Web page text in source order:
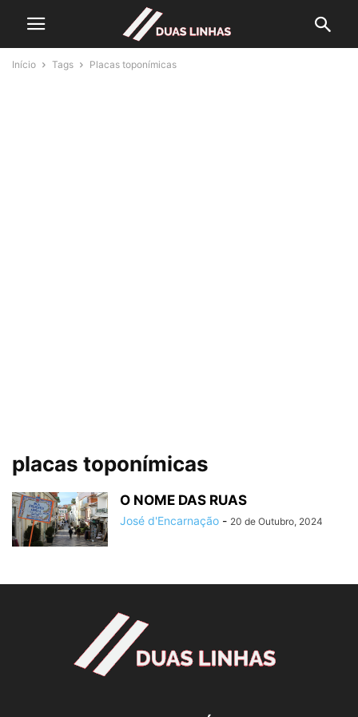
Início Tags Placas toponímicas
placas toponímicas
O NOME DAS RUAS
José d'Encarnação - 20 de Outubro, 2024